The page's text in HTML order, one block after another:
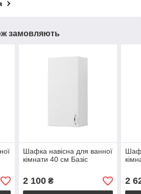
замовляють
Шафка навісна для ванної
кімнати 40 см Базіс
2 100₴ 2